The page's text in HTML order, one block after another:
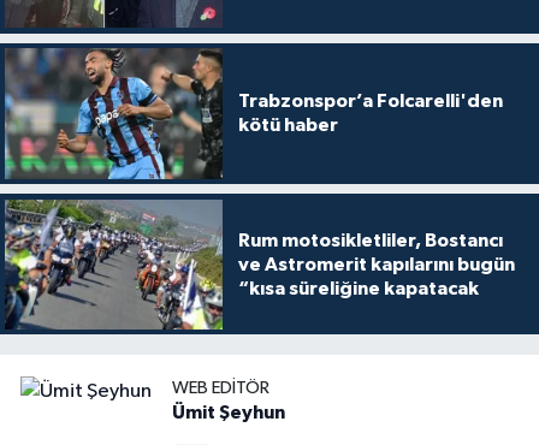
Trabzonspor’a Folcarelli'den
kötü haber
Rum motosikletliler, Bostancı
ve Astromerit kapılarını bugün
“kısa süreliğine kapatacak
WEB EDITÖR
Ümit Şeyhun